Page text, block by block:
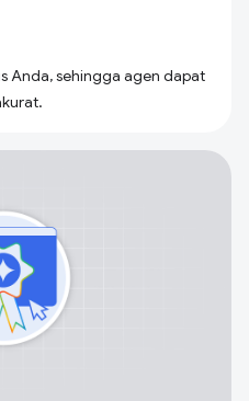
Anda, sehingga agen dapat